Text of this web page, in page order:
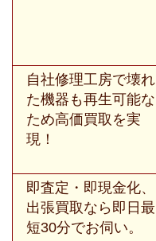
自社修理工房で壊れ
た機器も再生可能な
ため高価買取を実
現！
即査定・即現金化、
出張買取なら即日最
短30分でお伺い。